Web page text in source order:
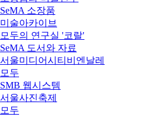
SeMA 소장품
미술아카이브
모두의 연구실 '코랄'
SeMA 도서와 자료
서울미디어시티비엔날레
모두
SMB 웹시스템
서울사진축제
모두